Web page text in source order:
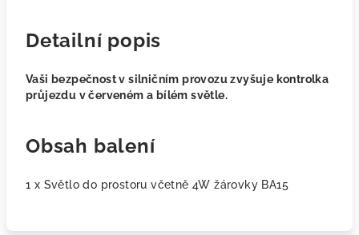
Detailní popis
Vaši bezpečnost v silničním provozu zvyšuje kontrolka
průjezdu v červeném a bílém světle.
Obsah balení
1 x Světlo do prostoru včetně 4W žárovky BA15